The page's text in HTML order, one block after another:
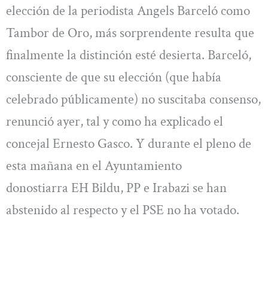
elección de la periodista Angels Barceló como
Tambor de Oro, más sorprendente resulta que
finalmente la distinción esté desierta. Barceló,
consciente de que su elección (que había
celebrado públicamente) no suscitaba consenso,
renunció ayer, tal y como ha explicado el
concejal Ernesto Gasco. Y durante el pleno de
esta mañana en el Ayuntamiento
donostiarra EH Bildu, PP e Irabazi se han
abstenido al respecto y el PSE no ha votado.